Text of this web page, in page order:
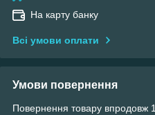
На карту банку
Всі умови оплати
Умови повернення
Повернення товару впродовж